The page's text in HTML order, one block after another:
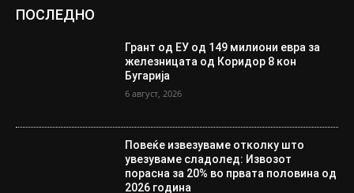
ПОСЛЕДНО
Грант од ЕУ од 149 милиони евра за
железницата од Коридор 8 кон
Бугарија
6 август, 2026
Повеќе извезуваме отколку што
увезуваме сладолед: Извозот
порасна за 20% во првата половина од
2026 година